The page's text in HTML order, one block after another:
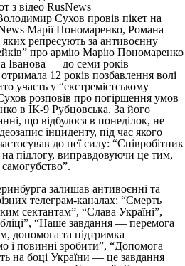
з відео RusNews
Сухов провів пікет на
Марії Пономаренко, Романа
репресують за антивоєнну
про армію Марію Пономаренко
Іванова — до семи років
12 років позбавлення волі
участь у “екстремістському
розповів про погіршення умов
в ІК-9 Рубцовська. За його
що відбулося в понеділок, не
інциденту, під час якого
до неї силу: “Співробітник
на підлогу, виправдовуючи це тим,
залишав антивоєнні та
телеграм-каналах: “Смерть
сектантам”, “Слава Україні”,
“Наше завдання — перемога
допомога та підтримка
і повинні зробити”, “Допомога
на боці України — це завдання